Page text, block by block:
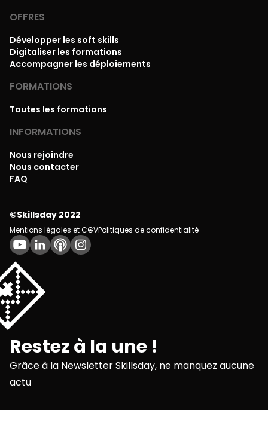
OFFRES
Développer les soft skills
Digitaliser les formations
Accompagner les déploiements
FORMATIONS
Toutes les formations
INFORMATIONS
Nous rejoindre
Nous contacter
FAQ
©Skillsday 2022
Mentions légales et CGVPolitiques de confidentialité
Restez à la une !
Grâce à la Newsletter Skillsday, ne manquez aucune
actu